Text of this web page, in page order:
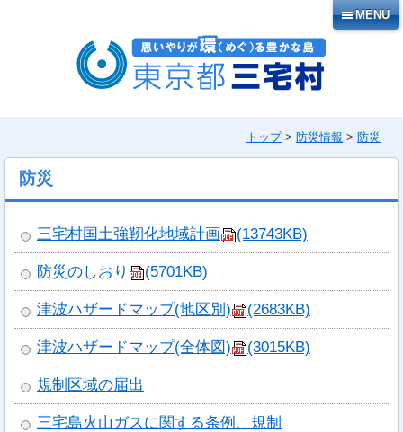
MENU
トップ> 防災情報 > 防災
防災
三宅村国土強靭化地域計画 (13743KB)
防災のしおり (5701KB)
津波ハザードマップ(地区別) (2683KB)
津波ハザードマップ(全体図) (3015KB)
規制区域の届出
三宅島火山ガスに関する条例、規制